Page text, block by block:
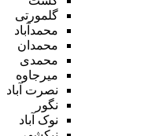
گلمورتی
محمدآباد
محمدان
محمدی
میرجاوه
نصرت آباد
نگور
نوک آباد